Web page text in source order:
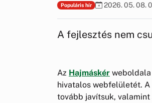
Populáris hír 2026. 05. 08.
A fejlesztés nem
Az Hajmáskér
hivatalos webfelületét.
tovább javítsuk,